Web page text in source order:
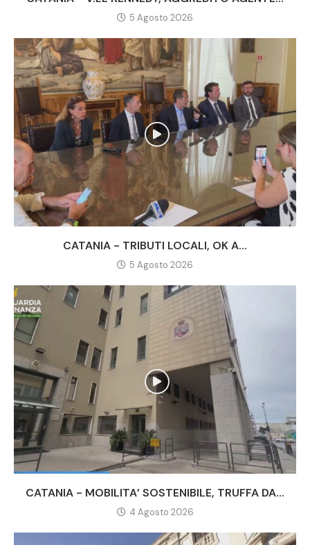
5 Agosto 2026
CATANIA - TRIBUTI LOCALI, OK A...
5 Agosto 2026
CATANIA - MOBILITA’ SOSTENIBILE, TRUFFA DA...
4 Agosto 2026